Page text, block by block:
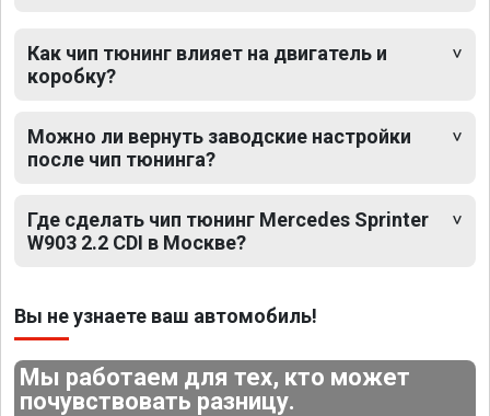
Как чип тюнинг влияет на двигатель и
коробку?
Можно ли вернуть заводские настройки
после чип тюнинга?
Где сделать чип тюнинг Mercedes Sprinter
W903 2.2 CDI в Москве?
Вы не узнаете ваш автомобиль!
Мы работаем для тех, кто может
почувствовать разницу.